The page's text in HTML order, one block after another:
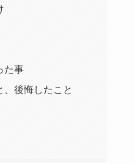
た事
後悔したこと